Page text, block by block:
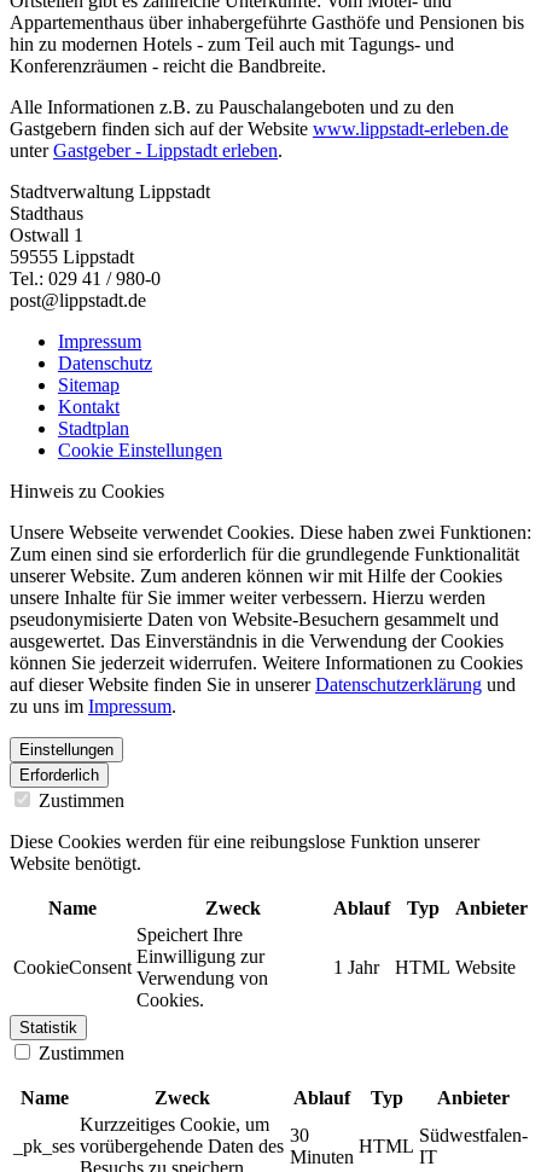
Appartementhaus über inhabergeführte Gasthöfe und Pensionen bis
hin zu modernen Hotels - zum Teil auch mit Tagungs- und
Konferenzräumen - reicht die Bandbreite.
Alle Informationen z.B. zu Pauschalangeboten und zu den
Gastgebern finden sich auf der Website www.lippstadt-erleben.de
unterGastgeber - Lippstadt erleben.
Stadtverwaltung Lippstadt
Stadthaus
Ostwall 1
59555 Lippstadt
Tel.: 029 41 / 980-0
post@lippstadt.de
Impressum
Datenschutz
Sitemap
Kontakt
Stadtplan
Cookie Einstellungen
Hinweis zu Cookies
Unsere Webseite verwendet Cookies. Diese haben zwei Funktionen:
Zum einen sind sie erforderlich für die grundlegende Funktionalität
unserer Website. Zum anderen können wir mit Hilfe der Cookies
unsere Inhalte für Sie immer weiter verbessern. Hierzu werden
pseudonymisierte Daten von Website-Besuchern gesammelt und
ausgewertet. Das Einverständnis in die Verwendung der Cookies
können Sie jederzeit widerrufen. Weitere Informationen zu Cookies
auf dieser Website finden Sie in unsererDatenschutzerklärung und
zu uns im Impressum.
Einstellungen
Erforderlich
Zustimmen
Diese Cookies werden für eine reibungslose Funktion unserer
Website benötigt.
Name Zweck Ablauf Typ Anbieter
CookieConsent
Speichert Ihre
Einwilligung zur
Verwendung von
Cookies.
1 Jahr HTML Website
Statistik
Zustimmen
Name Zweck Ablauf Typ Anbieter
_pk_ses
Kurzzeitiges Cookie, um
vorübergehende Daten des
Besuchs zu speichern.
30
Minuten
HTML
Südwestfalen-
IT